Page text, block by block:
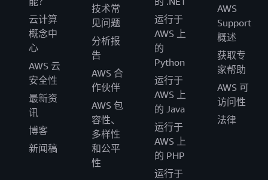
云计算
概念中
心
AWS 云
安全性
最新资
讯
博客
新闻稿
技术常
见问题
分析报
告
AWS 合
作伙伴
AWS 包
容性、
多样性
和公平
性
运行于
AWS 上
的
Python
运行于
AWS 上
的 Java
运行于
AWS 上
的 PHP
运行于
AWS
Support
概述
获取专
家帮助
AWS 可
访问性
法律